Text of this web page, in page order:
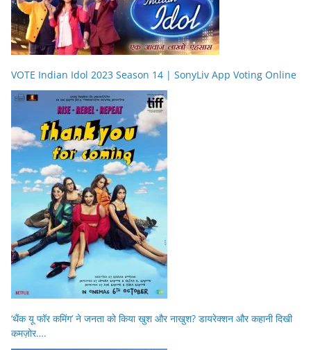
VOTE Indian Idol 2023 Season 14 | SonyLiv App Voting Online
‘थैंक यू फॉर कमिंग’ ने जनता को किया खुश और नाखुश? डायरेक्शन और कहानी दिखी
कमज़ोर….